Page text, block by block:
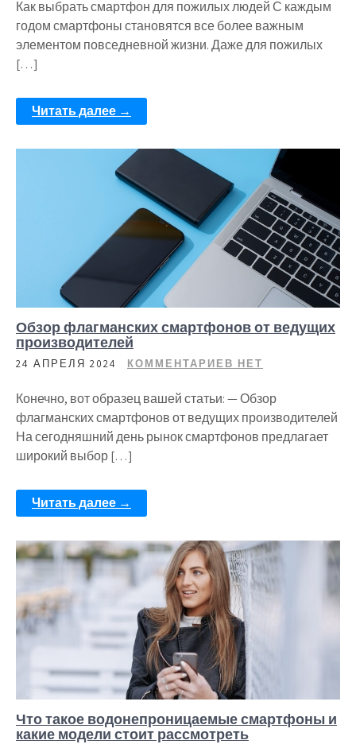
Как выбрать смартфон для пожилых людей С каждым
годом смартфоны становятся все более важным
элементом повседневной жизни. Даже для пожилых
[…]
Читать далее →
Обзор флагманских смартфонов от ведущих
производителей
24 АПРЕЛЯ 2024 КОММЕНТАРИЕВ НЕТ
Конечно, вот образец вашей статьи: — Обзор
флагманских смартфонов от ведущих производителей
На сегодняшний день рынок смартфонов предлагает
широкий выбор […]
Читать далее →
Что такое водонепроницаемые смартфоны и
какие модели стоит рассмотреть